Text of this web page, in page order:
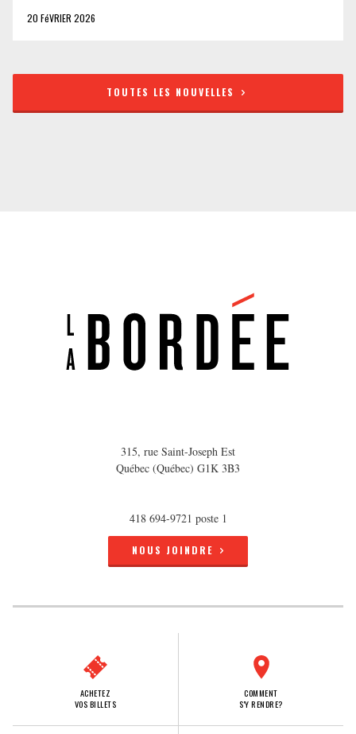
20 FéVRIER 2026
TOUTES LES NOUVELLES
315, rue Saint-Joseph Est
Québec (Québec) G1K 3B3
418 694-9721 poste 1
NOUS JOINDRE
ACHETEZ
VOS BILLETS
COMMENT
S'Y RENDRE?